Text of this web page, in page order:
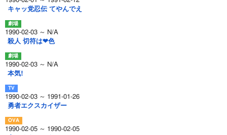
キャッ党忍伝 てやんでえ
1990-02-03 ～ N/A
殺人 切符は❤色
1990-02-03 ～ N/A
本気!
1990-02-03 ～ 1991-01-26
勇者エクスカイザー
1990-02-05 ～ 1990-02-05